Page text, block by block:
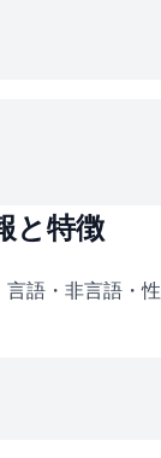
と特徴
語・非言語・性